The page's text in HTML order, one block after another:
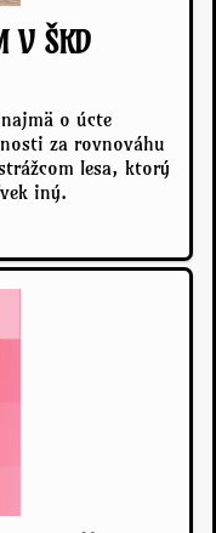
V ŠKD
o úcte
za rovnováhu
lesa, ktorý
iný.